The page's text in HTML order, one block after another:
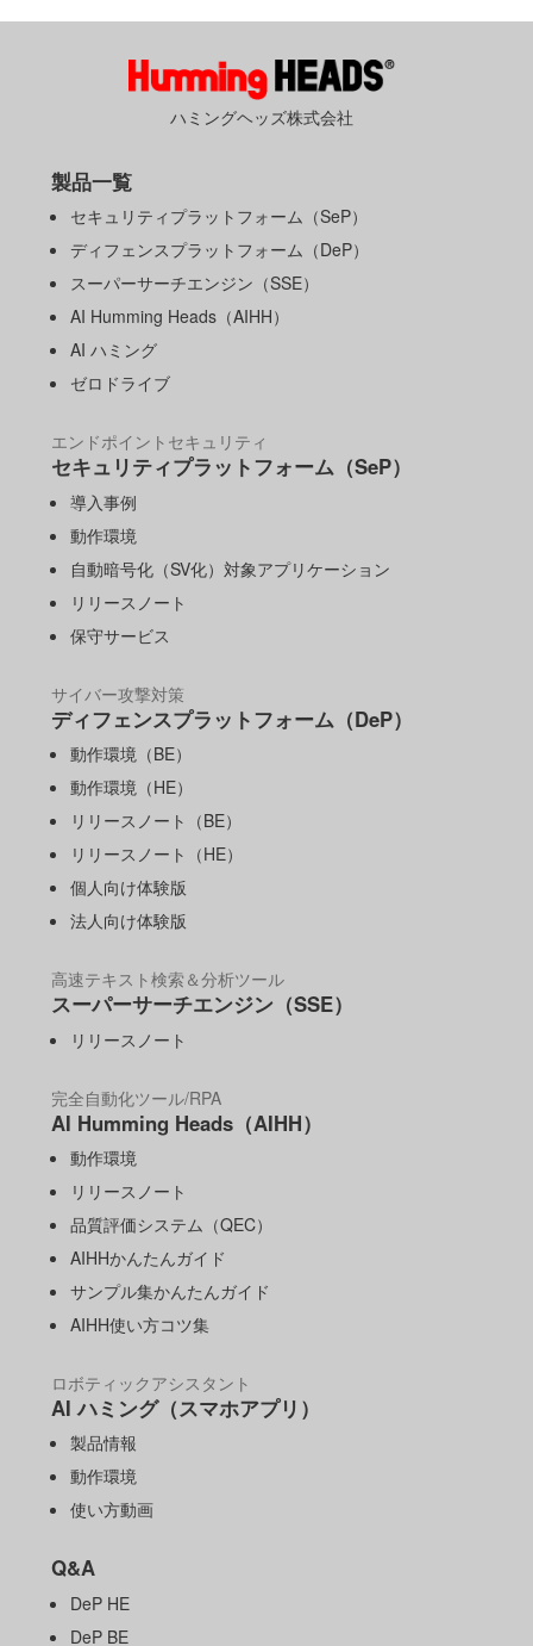
ハミングヘッズ株式会社
製品一覧
セキュリティプラットフォーム（SeP）
ディフェンスプラットフォーム（DeP）
スーパーサーチエンジン（SSE）
AI Humming Heads（AIHH）
AI ハミング
ゼロドライブ
エンドポイントセキュリティ
セキュリティプラットフォーム（SeP）
導入事例
動作環境
自動暗号化（SV化）対象アプリケーション
リリースノート
保守サービス
サイバー攻撃対策
ディフェンスプラットフォーム（DeP）
動作環境（BE）
動作環境（HE）
リリースノート（BE）
リリースノート（HE）
個人向け体験版
法人向け体験版
高速テキスト検索＆分析ツール
スーパーサーチエンジン（SSE）
リリースノート
完全自動化ツール/RPA
AI Humming Heads（AIHH）
動作環境
リリースノート
品質評価システム（QEC）
AIHHかんたんガイド
サンプル集かんたんガイド
AIHH使い方コツ集
ロボティックアシスタント
AI ハミング（スマホアプリ）
製品情報
動作環境
使い方動画
Q&A
DeP HE
DeP BE